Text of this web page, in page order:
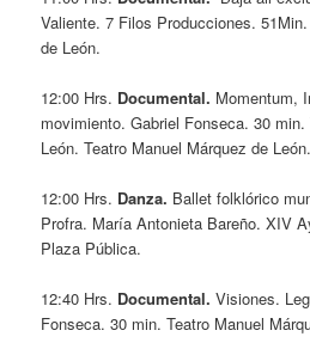
Valiente. 7 Filos Producciones.
de León.
12:00 Hrs. Documental. Momentum,
movimiento. Gabriel Fonseca. 30
León. Teatro Manuel Márquez de León.
12:00 Hrs. Danza. Ballet folklórico
Profra. María Antonieta Bareño. XIV
Plaza Pública.
12:40 Hrs. Documental.Visiones.
Fonseca. 30 min. Teatro Manuel